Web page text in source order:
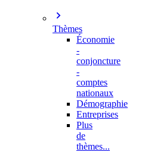
Thèmes
Économie
-
conjoncture
-
comptes
nationaux
Démographie
Entreprises
Plus
de
thèmes...